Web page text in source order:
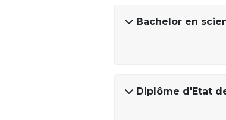
Bachelor en
Diplôme d'Etat